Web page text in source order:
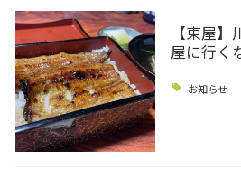
【東屋
屋に行く
お知らせ